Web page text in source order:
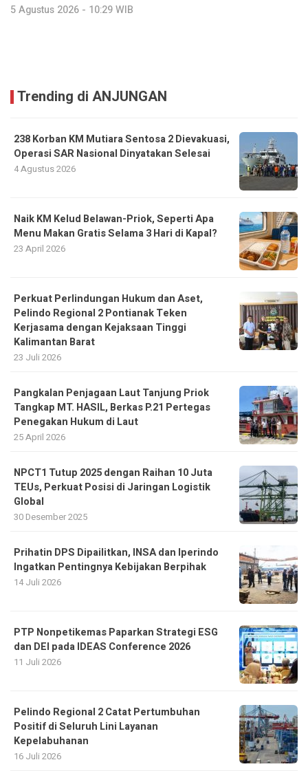
5 Agustus 2026 - 10:29 WIB
Trending di ANJUNGAN
238 Korban KM Mutiara Sentosa 2 Dievakuasi,
Operasi SAR Nasional Dinyatakan Selesai
4 Agustus 2026
Naik KM Kelud Belawan-Priok, Seperti Apa
Menu Makan Gratis Selama 3 Hari di Kapal?
23 April 2026
Perkuat Perlindungan Hukum dan Aset,
Pelindo Regional 2 Pontianak Teken
Kerjasama dengan Kejaksaan Tinggi
Kalimantan Barat
23 Juli 2026
Pangkalan Penjagaan Laut Tanjung Priok
Tangkap MT. HASIL, Berkas P.21 Pertegas
Penegakan Hukum di Laut
25 April 2026
NPCT1 Tutup 2025 dengan Raihan 10 Juta
TEUs, Perkuat Posisi di Jaringan Logistik
Global
30 Desember 2025
Prihatin DPS Dipailitkan, INSA dan Iperindo
Ingatkan Pentingnya Kebijakan Berpihak
14 Juli 2026
PTP Nonpetikemas Paparkan Strategi ESG
dan DEI pada IDEAS Conference 2026
11 Juli 2026
Pelindo Regional 2 Catat Pertumbuhan
Positif di Seluruh Lini Layanan
Kepelabuhanan
16 Juli 2026